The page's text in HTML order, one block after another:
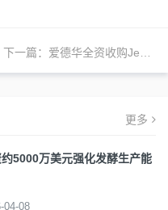
下一篇： 爱德华全资收购JenaValve，沛嘉医疗继续拥有JenaValve Trilogy THV系统大中华区的独家权利
更多
5000万美元强化发酵生产能
04-08